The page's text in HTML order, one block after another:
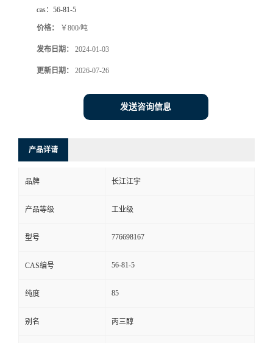
cas： 56-81-5
价格： ￥800/吨
发布日期： 2024-01-03
更新日期： 2026-07-26
发送咨询信息
产品详请
品牌 长江江宇
产品等级 工业级
型号 776698167
CAS编号 56-81-5
纯度 85
别名 丙三醇